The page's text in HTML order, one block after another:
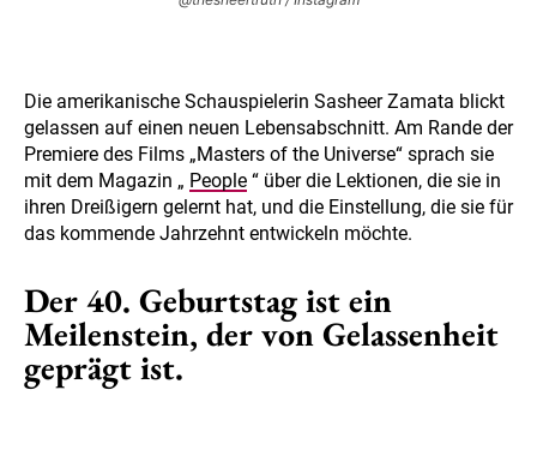
Die amerikanische Schauspielerin Sasheer Zamata blickt
gelassen auf einen neuen Lebensabschnitt. Am Rande der
Premiere des Films „Masters of the Universe“ sprach sie
mit dem Magazin „ People “ über die Lektionen, die sie in
ihren Dreißigern gelernt hat, und die Einstellung, die sie für
das kommende Jahrzehnt entwickeln möchte.
Der 40. Geburtstag ist ein
Meilenstein, der von Gelassenheit
geprägt ist.